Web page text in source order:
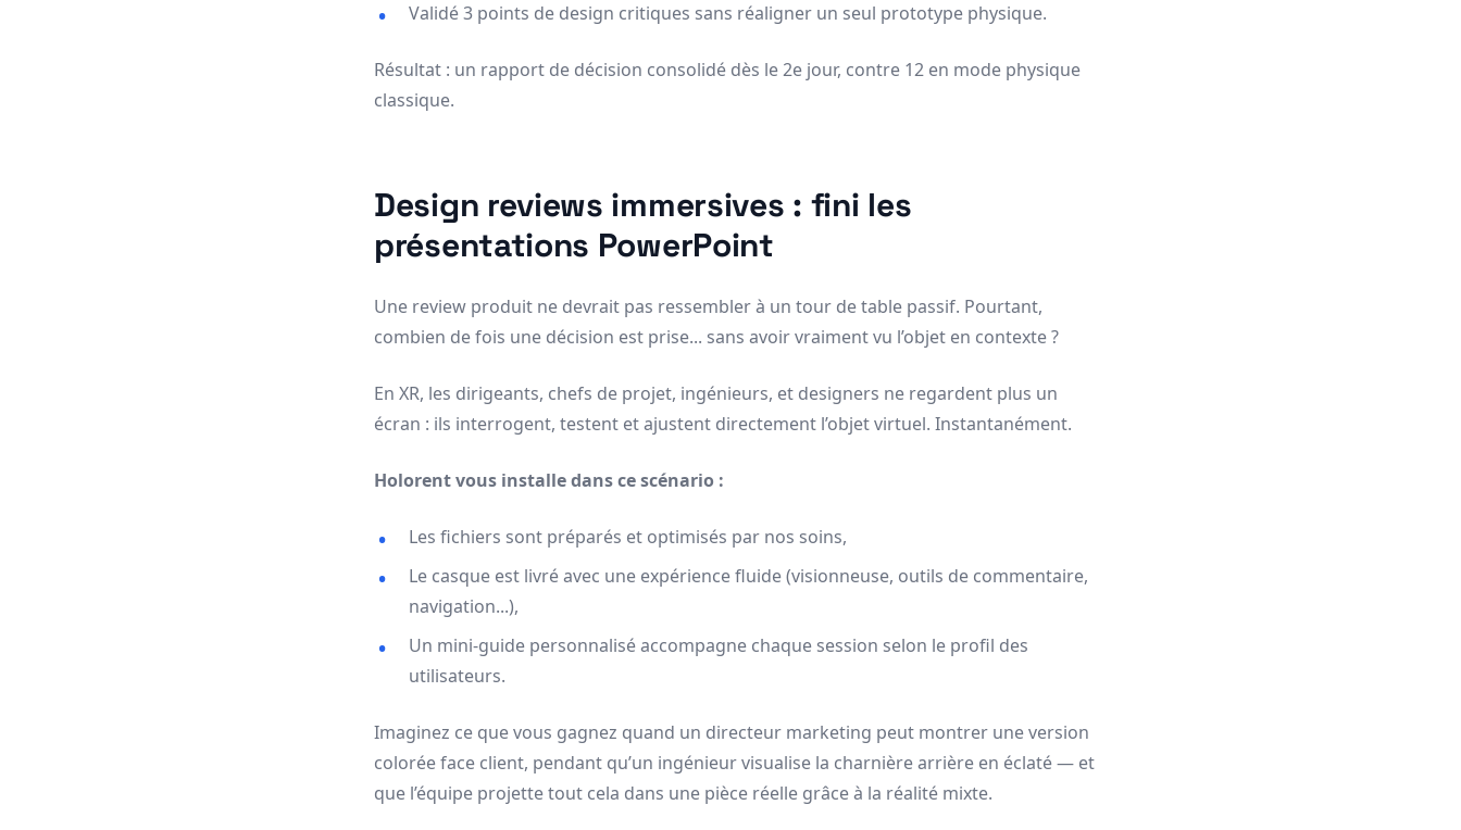
Validé 3 points de design critiques sans réaligner un seul prototype physique.
Résultat : un rapport de décision consolidé dès le 2e jour, contre 12 en mode physique
classique.
Design reviews immersives : fini les
présentations PowerPoint
Une review produit ne devrait pas ressembler à un tour de table passif. Pourtant,
combien de fois une décision est prise... sans avoir vraiment vu l’objet en contexte ?
En XR, les dirigeants, chefs de projet, ingénieurs, et designers ne regardent plus un
écran : ils interrogent, testent et ajustent directement l’objet virtuel. Instantanément.
Holorent vous installe dans ce scénario :
Les fichiers sont préparés et optimisés par nos soins,
Le casque est livré avec une expérience fluide (visionneuse, outils de commentaire,
navigation...),
Un mini-guide personnalisé accompagne chaque session selon le profil des
utilisateurs.
Imaginez ce que vous gagnez quand un directeur marketing peut montrer une version
colorée face client, pendant qu’un ingénieur visualise la charnière arrière en éclaté — et
que l’équipe projette tout cela dans une pièce réelle grâce à la réalité mixte.